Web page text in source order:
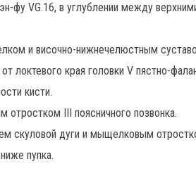
фу VG.16, в углублении между
и височно-нижнечелюстным
локтевого края головки V пястно-
кисти.
отростком III поясничного позвонка.
скуловой дуги и мыщелковым
пупка.